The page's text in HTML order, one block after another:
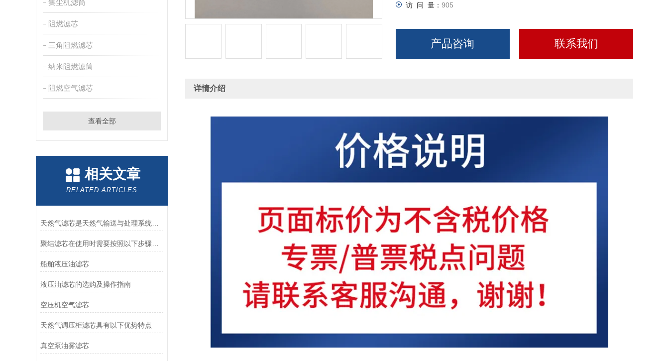
集尘机滤筒
阻燃滤芯
三角阻燃滤芯
纳米阻燃滤筒
阻燃空气滤芯
查看全部
相关文章
RELATED ARTICLES
天然气滤芯是天然气输送与处理系统中的关键组件
船舶液压油滤芯
液压油滤芯的选购及操作指南
空压机空气滤芯
天然气调压柜滤芯具有以下优势特点
真空泵油雾滤芯
访 问 量： 905
产品咨询 联系我们
详情介绍